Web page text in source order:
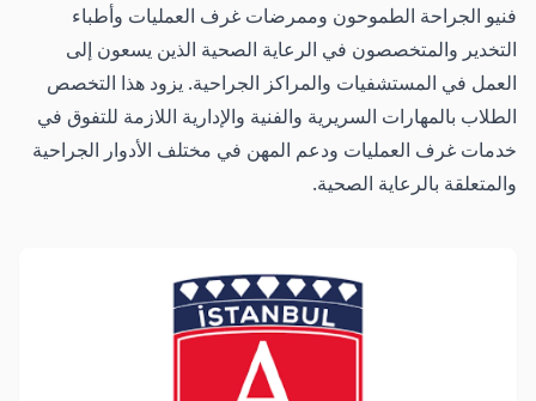
فنيو الجراحة الطموحون وممرضات غرف العمليات وأطباء
التخدير والمتخصصون في الرعاية الصحية الذين يسعون إلى
العمل في المستشفيات والمراكز الجراحية. يزود هذا التخصص
الطلاب بالمهارات السريرية والفنية والإدارية اللازمة للتفوق في
خدمات غرف العمليات ودعم المهن في مختلف الأدوار الجراحية
والمتعلقة بالرعاية الصحية.